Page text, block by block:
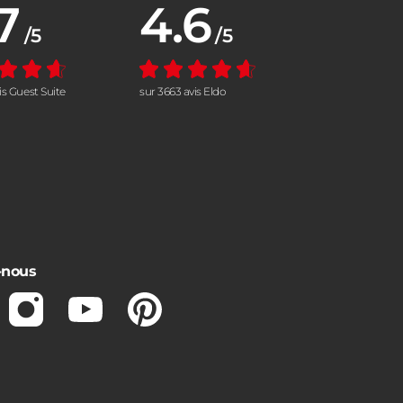
:
/5
Guest Suite
Note moyenne :
4.6 /5
sur 3663 avis Eldo
InstagramYoutubePinterest